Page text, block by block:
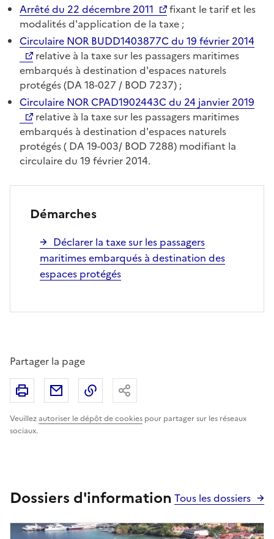
Arrêté du 22 décembre 2011
fixant le tarif et les
modalités d'application de la taxe ;
Circulaire NOR BUDD1403877C du 19 février 2014
relative à la taxe sur les passagers maritimes
embarqués à destination d'espaces naturels
protégés (DA 18-027 / BOD 7237) ;
Circulaire NOR CPAD1902443C du 24 janvier 2019
relative à la taxe sur les passagers maritimes
embarqués à destination d'espaces naturels
protégés ( DA 19-003/ BOD 7288) modifiant la
circulaire du 19 février 2014.
Démarches
Déclarer la taxe sur les passagers
maritimes embarqués à destination des
espaces protégés
Partager la page
Veuillezautoriser le dépôt de cookies pour partager sur les réseaux
sociaux.
Imprimer Partager par email
Copier le lien
Dossiers d'information Tous les dossiers
Image